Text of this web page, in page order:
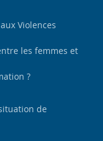
Violences
les femmes et
?
de